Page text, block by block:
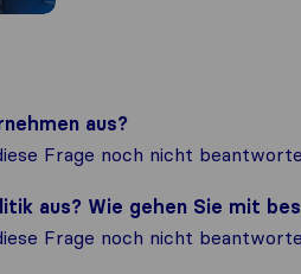
aus?
Frage noch nicht
aus? Wie gehen Sie mit
Frage noch nicht